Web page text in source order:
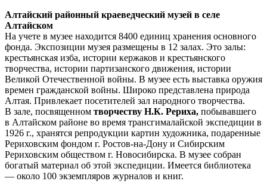
Алтайский районный краеведческий музей в селе
Алтайском
На учете в музее находится 8400 единиц хранения основного
фонда. Экспозиции музея размещены в 12 залах. Это залы:
крестьянская изба, истории кержаков и крестьянского
творчества, истории партизанского движения, истории
Великой Отечественной войны. В музее есть выставка оружия
времен гражданской войны. Широко представлена природа
Алтая. Привлекает посетителей зал народного творчества.
В зале, посвященном творчеству Н.К. Рериха, побывавшего
в Алтайском районе во время трансгималайской экспедиции в
1926 г., хранятся репродукции картин художника, подаренные
Рериховским фондом г. Ростов-на-Дону и Сибирским
Рериховским обществом г. Новосибирска. В музее собран
богатый материал об этой экспедиции. Имеется библиотека
— около 100 экземпляров журналов и книг.